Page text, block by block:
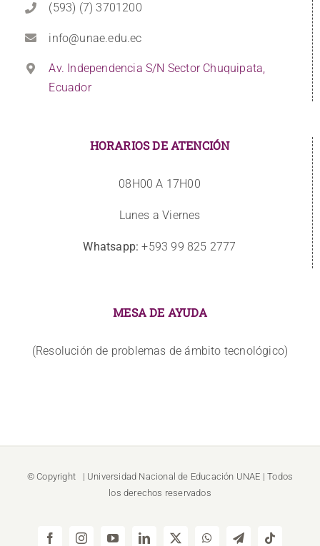
(593) (7) 3701200
info@unae.edu.ec
Av. Independencia S/N Sector Chuquipata,
Ecuador
HORARIOS DE ATENCIÓN
08H00 A 17H00
Lunes a Viernes
Whatsapp: +593 99 825 2777
MESA DE AYUDA
(Resolución de problemas de ámbito tecnológico)
© Copyright | Universidad Nacional de Educación UNAE | Todos
los derechos reservados
FacebookInstagramYouTubeLinkedIn
X WhatsAppTelegramTiktok